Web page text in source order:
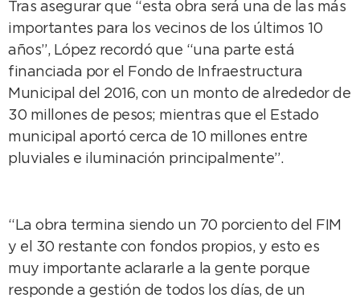
Tras asegurar que “esta obra será una de las más
importantes para los vecinos de los últimos 10
años”, López recordó que “una parte está
financiada por el Fondo de Infraestructura
Municipal del 2016, con un monto de alrededor de
30 millones de pesos; mientras que el Estado
municipal aportó cerca de 10 millones entre
pluviales e iluminación principalmente”.
“La obra termina siendo un 70 porciento del FIM
y el 30 restante con fondos propios, y esto es
muy importante aclararle a la gente porque
responde a gestión de todos los días, de un